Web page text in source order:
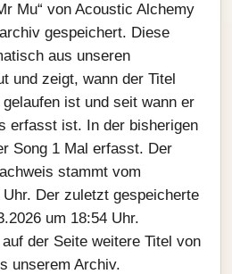
Mu“ von Acoustic Alchemy
gespeichert. Diese
aus unseren
und zeigt, wann der Titel
ist und seit wann er
erfasst ist. In der bisherigen
Song 1 Mal erfasst. Der
stammt vom
Der zuletzt gespeicherte
um 18:54 Uhr.
der Seite weitere Titel von
unserem Archiv.